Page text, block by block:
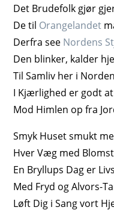
Det Brudefolk gjør
De til Orangelandet
Derfra see Nordens
Den blinker, kalder
Til Samliv her i
I Kjærlighed er godt
Mod Himlen op fra
Smyk Huset smukt
Hver Væg med
En Bryllups Dag er
Med Fryd og Alvors-
Løft Dig i Sang vort